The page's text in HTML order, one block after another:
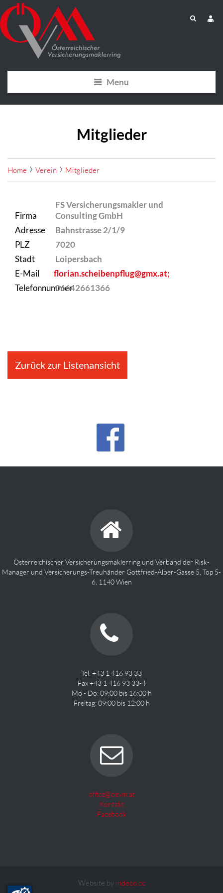
Menu
Mitglieder
Home Verein Mitglieder
Firma
FS Versicherungsmakler und
Consulting GmbH
Adresse
Bahnstrasse 2/1/9
PLZ
7020
Stadt
Loipersbach
E-Mail
florian.scheibenpflug@gmx.at;
Telefonnummer06642661366
Zurück zur Listenansicht
Österreichischer Versicherungsmaklerring und Verband der Risk-
Manager und Versicherungs-Treuhänder Gottfried-Alber-Gasse 5, Top 5-
6, 1140 Wien
Tel. +43 1 416 93 33
Fax +43 1 416 93 33-4
Mo - Do: 09:00 bis 16:00 h
Freitag: 09:00 bis 12:00 h
office@oevm.at
Kontakt
Facebook
Website by indeco.cc